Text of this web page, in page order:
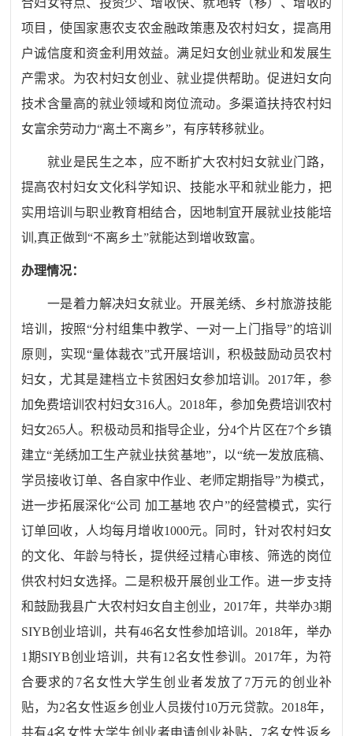
合妇女特点、投资少、增收快、就地转（移）、增收的
项目，使国家惠农支农金融政策惠及农村妇女，提高用
户诚信度和资金利用效益。满足妇女创业就业和发展生
产需求。为农村妇女创业、就业提供帮助。促进妇女向
技术含量高的就业领域和岗位流动。多渠道扶持农村妇
女富余劳动力“离土不离乡”，有序转移就业。
就业是民生之本，应不断扩大农村妇女就业门路，
提高农村妇女文化科学知识、技能水平和就业能力，把
实用培训与职业教育相结合，因地制宜开展就业技能培
训,真正做到“不离乡土”就能达到增收致富。
办理情况：
一是着力解决妇女就业。开展羌绣、乡村旅游技能
培训，按照“分村组集中教学、一对一上门指导”的培训
原则，实现“量体裁衣”式开展培训，积极鼓励动员农村
妇女，尤其是建档立卡贫困妇女参加培训。2017年，参
加免费培训农村妇女316人。2018年，参加免费培训农村
妇女265人。积极动员和指导企业，分4个片区在7个乡镇
建立“羌绣加工生产就业扶贫基地”，以“统一发放底稿、
学员接收订单、各自家中作业、老师定期指导”为模式，
进一步拓展深化“公司 加工基地 农户”的经营模式，实行
订单回收，人均每月增收1000元。同时，针对农村妇女
的文化、年龄与特长，提供经过精心审核、筛选的岗位
供农村妇女选择。二是积极开展创业工作。进一步支持
和鼓励我县广大农村妇女自主创业，2017年，共举办3期
SIYB创业培训，共有46名女性参加培训。2018年，举办
1期SIYB创业培训，共有12名女性参训。2017年，为符
合要求的7名女性大学生创业者发放了7万元的创业补
贴，为2名女性返乡创业人员拨付10万元贷款。2018年，
共有4名女性大学生创业者申请创业补贴，7名女性返乡